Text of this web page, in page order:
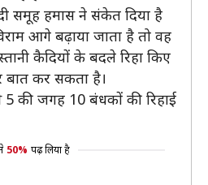
समूह हमास ने संकेत दिया है
आगे बढ़ाया जाता है तो वह
कैदियों के बदले रिहा किए
कर सकता है।
की जगह 10 बंधकों की रिहाई
50% पढ़ लिया है